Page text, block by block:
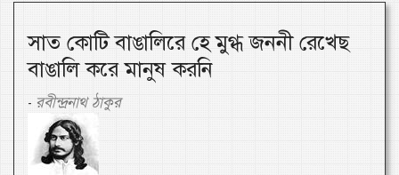
সাত কোটি বাঙালিরে হে মুগ্ধ জননী রেখেছ
বাঙালি করে মানুষ করনি
- রবীন্দ্রনাথ ঠাকুর